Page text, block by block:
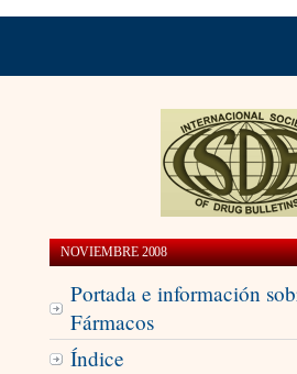
NOVIEMBRE 2008
Portada e información
Fármacos
Índice